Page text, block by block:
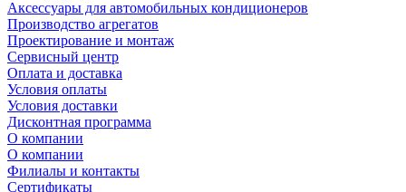
Аксессуары для автомобильных кондиционеров
Производство агрегатов
Проектирование и монтаж
Сервисный центр
Оплата и доставка
Условия оплаты
Условия доставки
Дисконтная программа
О компании
О компании
Филиалы и контакты
Сертификаты